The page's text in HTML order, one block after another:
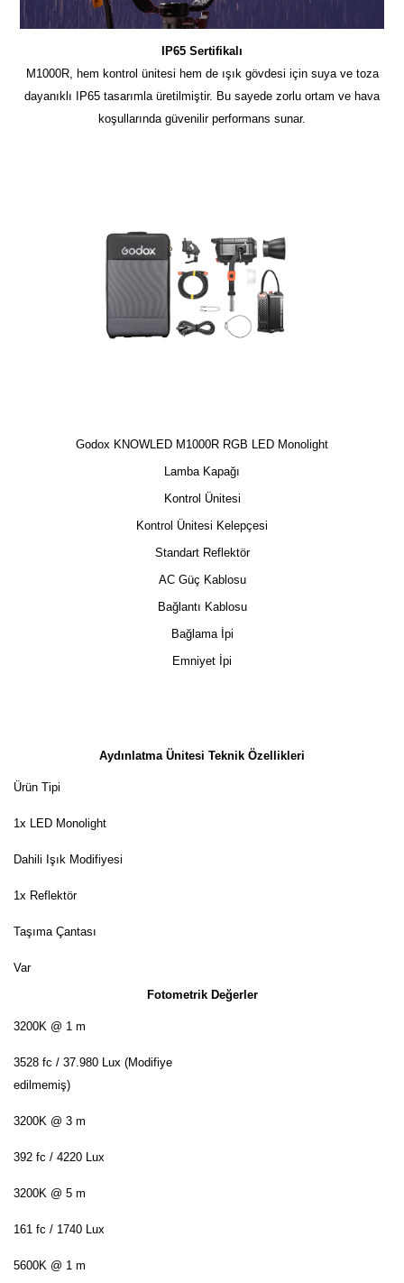
IP65 Sertifikalı
M1000R, hem kontrol ünitesi hem de ışık gövdesi için suya ve toza
dayanıklı IP65 tasarımla üretilmiştir. Bu sayede zorlu ortam ve hava
koşullarında güvenilir performans sunar.
Godox KNOWLED M1000R RGB LED Monolight
Lamba Kapağı
Kontrol Ünitesi
Kontrol Ünitesi Kelepçesi
Standart Reflektör
AC Güç Kablosu
Bağlantı Kablosu
Bağlama İpi
Emniyet İpi
Aydınlatma Ünitesi Teknik Özellikleri
Ürün Tipi
1x LED Monolight
Dahili Işık Modifiyesi
1x Reflektör
Taşıma Çantası
Var
Fotometrik Değerler
3200K @ 1 m
3528 fc / 37.980 Lux (Modifiye
edilmemiş)
3200K @ 3 m
392 fc / 4220 Lux
3200K @ 5 m
161 fc / 1740 Lux
5600K @ 1 m